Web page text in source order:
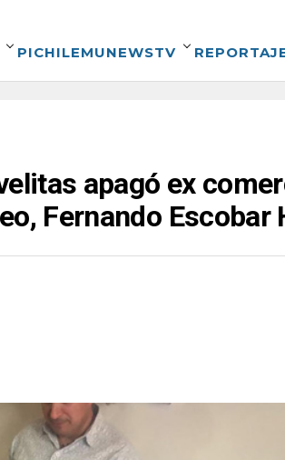
PICHILEMUNEWSTV
apagó ex
Fernando Escobar